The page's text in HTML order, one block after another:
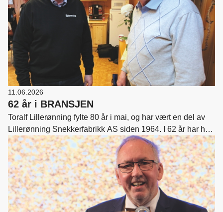
11.06.2026
62 år i BRANSJEN
Toralf Lillerønning fylte 80 år i mai, og har vært en del av
Lillerønning Snekkerfabrikk AS siden 1964. I 62 år har han
vært med på å bygge bedriften fra et lite verksted på 54
kvadratmeter til en fabrikk med 60 ansatte. Vi tok en prat
med ham.